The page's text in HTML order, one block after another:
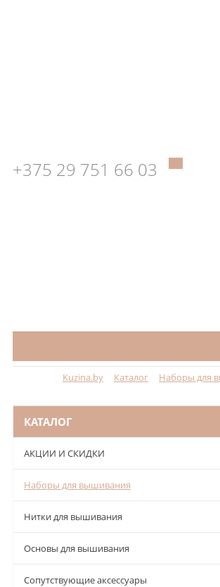
+375 29 751 66 03
Kuzina.by Каталог Наборы для
КАТАЛОГ
АКЦИИ И СКИДКИ
Наборы для вышивания
Нитки для вышивания
Основы для вышивания
Сопутствующие аксессуары